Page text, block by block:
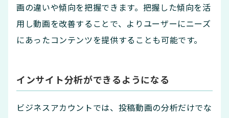
画の違いや傾向を把握できます。把握した傾向を活
用し動画を改善することで、よりユーザーにニーズ
にあったコンテンツを提供することも可能です。
インサイト分析ができるようになる
ビジネスアカウントでは、投稿動画の分析だけでな